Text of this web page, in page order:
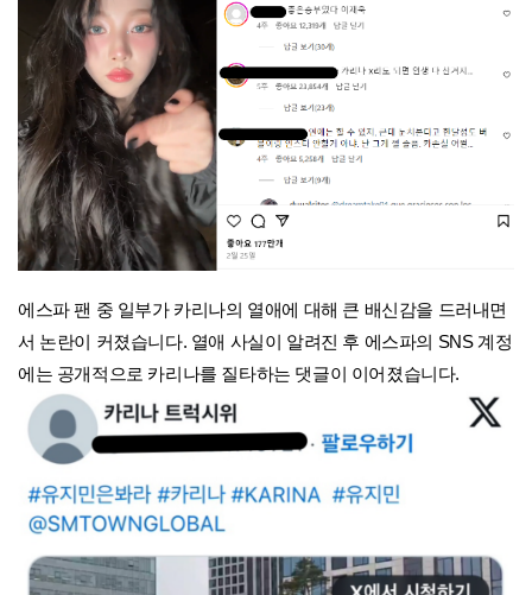
에스파 팬 중 일부가 카리나의 열애에 대해 큰 배신감을 드러내면
서 논란이 커졌습니다. 열애 사실이 알려진 후 에스파의 SNS 계정
에는 공개적으로 카리나를 질타하는 댓글이 이어졌습니다.